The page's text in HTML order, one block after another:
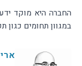
החברה היא מוקד
במגוון תחומים כגון